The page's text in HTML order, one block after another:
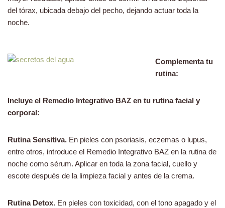
del tórax, ubicada debajo del pecho, dejando actuar toda la
noche.
Complementa tu
rutina:
Incluye el Remedio Integrativo BAZ en tu rutina facial y
corporal:
Rutina Sensitiva. En pieles con psoriasis, eczemas o lupus,
entre otros, introduce el Remedio Integrativo BAZ en la rutina de
noche como sérum. Aplicar en toda la zona facial, cuello y
escote después de la limpieza facial y antes de la crema.
Rutina Detox. En pieles con toxicidad, con el tono apagado y el